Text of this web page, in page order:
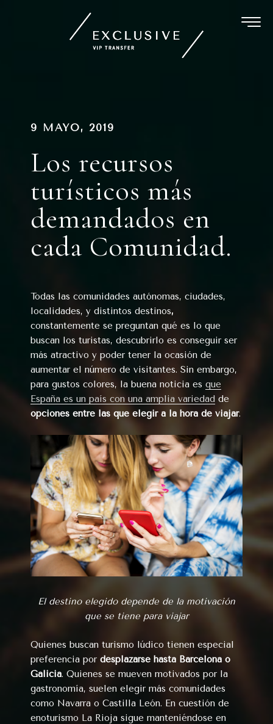
9 MAYO, 2019
Los recursos
turísticos más
demandados en
cada Comunidad.
Todas las comunidades autónomas, ciudades,
localidades, y distintos destinos,
constantemente se preguntan qué es lo que
buscan los turistas, descubrirlo es conseguir ser
más atractivo y poder tener la ocasión de
aumentar el número de visitantes. Sin embargo,
para gustos colores, la buena noticia es que
España es un país con una amplia variedad de
opciones entre las que elegir a la hora de viajar.
El destino elegido depende de la motivación
que se tiene para viajar
Quienes buscan turismo lúdico tienen especial
preferencia por desplazarse hasta Barcelona o
Galicia. Quienes se mueven motivados por la
gastronomía, suelen elegir más comunidades
como Navarra o Castilla León. En cuestión de
enoturismo La Rioja sigue manteniéndose en
Navegación
entradas